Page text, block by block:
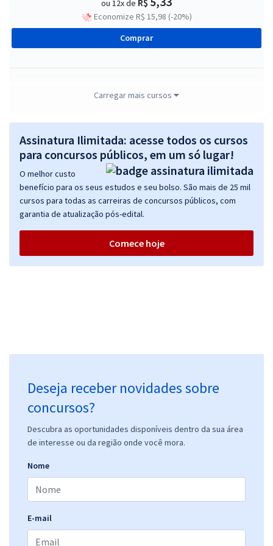
ou 12x de R$
Economize R$ 15,98 (-20%)
Comprar
CONFERE - Conselho Federal dos Representantes Comerciais -
R$ 207,84à vista
ou 12x de R$17,32
Economize R$ 51,96 (-20%)
Comprar
CONFERE - Conselho Federal dos Representantes Comerciais -
Assistente Administrativo
R$ 303,84à vista
Conhecimentos Específicos para Assistente Administrativo
Economize R$ 55,96 (-20%)
Carregar mais cursos
Assinatura Ilimitada: acesse todos os cursos
para concursos públicos, em um só lugar!
O melhor custo
benefício para os seus estudos e seu bolso. São mais de 25 mil
cursos para todas as carreiras de concursos públicos, com
garantia de atualização pós-edital.
Comece hoje
Deseja receber novidades sobre
concursos?
Descubra as oportunidades disponíveis dentro da sua área
de interesse ou da região onde você mora.
Nome
E-mail